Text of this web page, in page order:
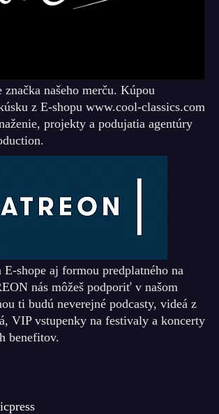
značka našeho merču. Kúpou
z E-shopu www.cool-classics.com
projekty a podujatia agentúry
shope aj formou predplatného na
nás môžeš podporiť v našom
ti budú neverejné podcasty, videá z
VIP vstupenky na festivaly a koncerty
benefitov.